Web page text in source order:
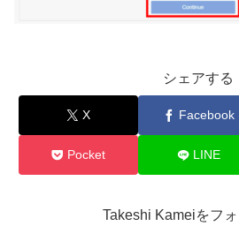
シェアする
X Facebook
Pocket LINE
Takeshi Kameiをフ